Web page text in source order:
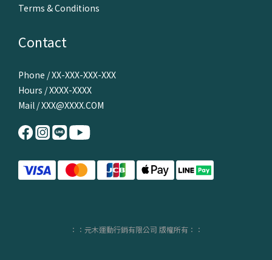
Terms & Conditions
Contact
Phone / XX-XXX-XXX-XXX
Hours / XXXX-XXXX
Mail / XXX@XXXX.COM
：：元木運動行銷有限公司 版權所有：：